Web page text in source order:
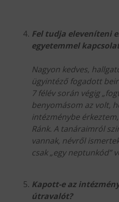
Fel tudja eleveníteni
egyetemmel
Nagyon kedves,
ügyintéző fogadott
7 félév során végig
benyomásom az volt,
intézménybe
Ránk. A tanáraimról
vannak, névről
csak „egy neptunkód”
Kapott-e az
útravalót?